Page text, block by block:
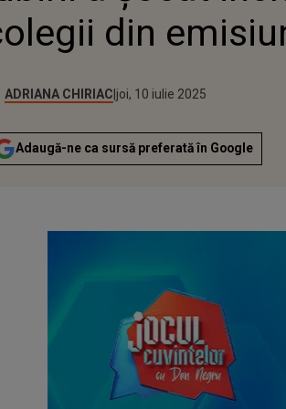
din
ADRIANA CHIRIAC Publicat:
joi, 10 iulie 2025
Adaugă-ne ca sursă preferată în Google